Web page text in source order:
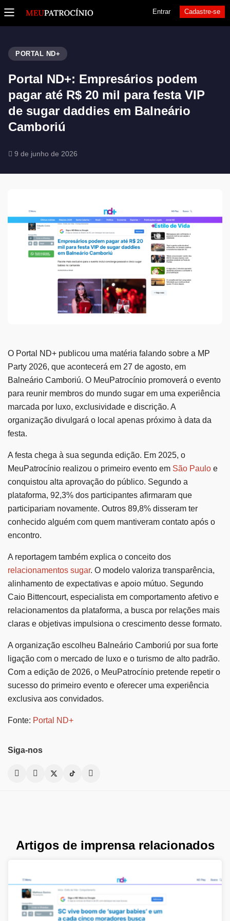
Entrar Cadastre-se
PORTAL ND+
Portal ND+: Empresários podem
pagar até R$ 20 mil para festa VIP
de sugar daddies em Balneário
Camboriú
9 de junho de 2026
O Portal ND+ publicou uma matéria falando sobre a MP
Party 2026, que acontecerá em 27 de agosto, em
Balneário Camboriú. O MeuPatrocínio promoverá o evento
para reunir membros do mundo sugar em uma experiência
marcada por luxo, exclusividade e discrição. A
organização divulgará o local apenas próximo à data da
festa.
A festa chega à sua segunda edição. Em 2025, o
MeuPatrocínio realizou o primeiro evento em São Paulo e
conquistou alta aprovação do público. Segundo a
plataforma, 92,3% dos participantes afirmaram que
participariam novamente. Outros 89,8% disseram ter
conhecido alguém com quem mantiveram contato após o
encontro.
A reportagem também explica o conceito dos
relacionamentos sugar. O modelo valoriza transparência,
alinhamento de expectativas e apoio mútuo. Segundo
Caio Bittencourt, especialista em comportamento afetivo e
relacionamentos da plataforma, a busca por relações mais
claras e objetivas impulsiona o crescimento desse formato.
A organização escolheu Balneário Camboriú por sua forte
ligação com o mercado de luxo e o turismo de alto padrão.
Com a edição de 2026, o MeuPatrocínio pretende repetir o
sucesso do primeiro evento e oferecer uma experiência
exclusiva aos convidados.
Fonte: Portal ND+
Siga-nos
Artigos de imprensa relacionados